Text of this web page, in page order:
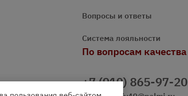
Вопросы и ответы
Система лояльности
По вопросам качества
+7 (910) 865-97-20